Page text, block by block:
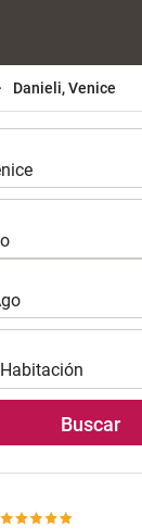
Danieli, Venice
Habitación
Buscar